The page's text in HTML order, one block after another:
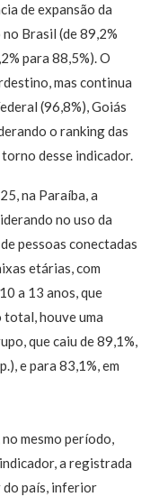
de expansão da
Brasil (de 89,2%
para 88,5%). O
mas continua
(96,8%), Goiás
o ranking das
desse indicador.
na Paraíba, a
no uso da
pessoas conectadas
etárias, com
a 13 anos, que
houve uma
que caiu de 89,1%,
e para 83,1%, em
mesmo período,
a registrada
do país, inferior